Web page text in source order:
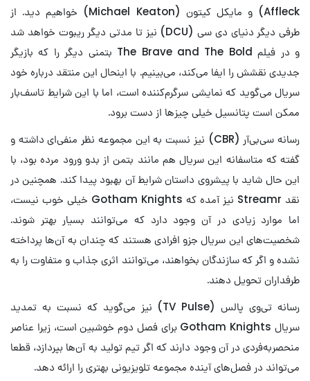
Affleck) و مایکل کیتون (Michael Keaton) خواهیم دید. از
طرفی دیگر دنیای دی سی (DCU) نیز تا مدتی دیگر ریبوت خواهد شد
و در فیلم The Brave and The Bold بتمنی دیگر را که بازیگر
جدیدی نقشش را ایفا می‌کند، می‌بینیم. با اینحال این منتقد درباره خود
سریال می‌گوید که نمایشی سرگرم‌کننده است، اما با این شرایط تاسف‌بار
ممکن است پتانسیل خیلی چیزها از دست برود.
رسانه سی‌بی‌آر (CBR) نیز نسبت به این مجموعه نظر منفی‌ای داشته و
گفته که متاسفانه این سریال هم مانند بتمن از بدو ورود مرده بود، با
این حال شاید با پیشروی داستان شرایط آن بهبود پیدا کند. همچنین در
نقد Streamr نیز آمده که Gotham Knights خیلی خوب نیست،
اما موارد زیادی در آن وجود دارد که می‌توانند بسیار بهتر شوند.
شخصیت‌های این سریال جزو افرادی هستند که چندان به آن‌ها پرداخته
نشده و اگر که سازندگان بخواهند، می‌توانند اثری جذاب و متفاوت را به
طرفداران تحویل دهند.
رسانه تی‌وی پالس (TV Pulse) نیز می‌گوید که نسبت به تمدید
سریال Gotham Knights‌ برای فصل دوم خوشبین است، زیرا عناصر
منحصربه‌فردی در آن وجود دارند که اگر تیم تولید به آن‌ها بپردازد، قطعا
می‌تواند در فصل‌های آینده مجموعه تلویزیونی بهتری را ارائه دهد.